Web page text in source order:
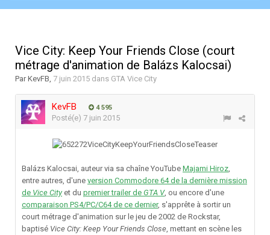
Vice City: Keep Your Friends Close (court
métrage d'animation de Balázs Kalocsai)
ParKevFB, 7 juin 2015 dans GTA Vice City
KevFB 4 595
Posté(e) 7 juin 2015
Balázs Kalocsai, auteur via sa chaîne YouTube Majami Hiroz
entre autres, d'une version Commodore 64 de la dernière mission
de Vice Cityet du premier trailer de GTA V, ou encore d'une
comparaison PS4/PC/C64 de ce dernier, s'apprête à sortir un
court métrage d'animation sur le jeu de 2002 de Rockstar,
baptisé Vice City: Keep Your Friends Close , mettant en scène les